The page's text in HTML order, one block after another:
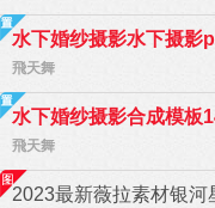
水下婚纱摄影水下摄影
飛天舞
水下婚纱摄影合成模板
飛天舞
2023最新薇拉素材银